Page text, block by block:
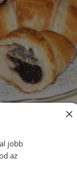
×
jobb
az